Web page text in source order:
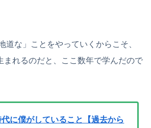
道な」ことをやっていくからこそ、
まれるのだと、ここ数年で学んだので
に僕がしていること【過去から